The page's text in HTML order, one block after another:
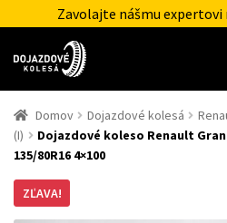
Zavolajte nášmu expertovi
Domov Dojazdové kolesá
(I)
Dojazdové koleso Renault
135/80R16 4×100
ZĽAVA!